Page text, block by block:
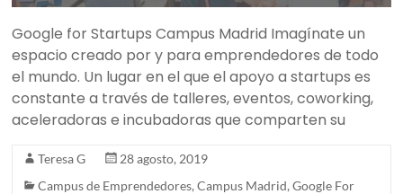
Google for Startups Campus Madrid Imagínate un
espacio creado por y para emprendedores de todo
el mundo. Un lugar en el que el apoyo a startups es
constante a través de talleres, eventos, coworking,
aceleradoras e incubadoras que comparten su
Teresa G
28 agosto, 2019
Campus de Emprendedores,Campus Madrid,Google For